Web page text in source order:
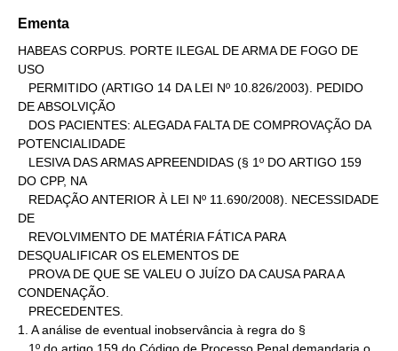
Ementa
HABEAS CORPUS. PORTE ILEGAL DE ARMA DE FOGO DE
USO
DE ABSOLVIÇÃO
POTENCIALIDADE
DO CPP, NA
DE
DESQUALIFICAR OS ELEMENTOS DE
CONDENAÇÃO.
1. A análise de eventual inobservância à regra do §